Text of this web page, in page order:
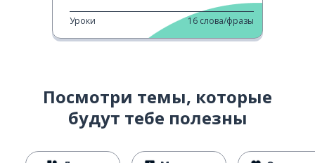
Уроки 16 слова/фразы
Посмотри темы, которые
будут тебе полезны